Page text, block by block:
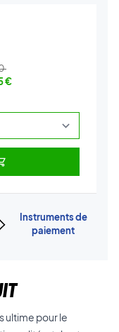
€
Instruments de
paiement
ultime pour le